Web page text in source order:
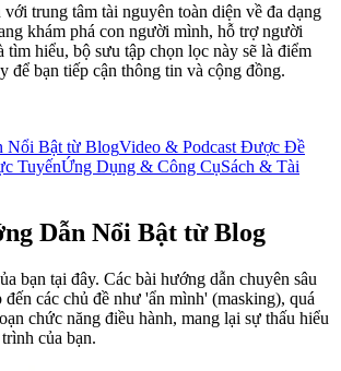
trung tâm tài nguyên toàn diện về đa dạng
khám phá con người mình, hỗ trợ người
tìm hiểu, bộ sưu tập chọn lọc này sẽ là điểm
để bạn tiếp cận thông tin và cộng đồng.
Nổi Bật từ BlogVideo & Podcast Được Đề
TuyếnỨng Dụng & Công CụSách & Tài
Dẫn Nổi Bật từ Blog
bạn tại đây. Các bài hướng dẫn chuyên sâu
đến các chủ đề như 'ẩn mình' (masking), quá
chức năng điều hành, mang lại sự thấu hiểu
của bạn.